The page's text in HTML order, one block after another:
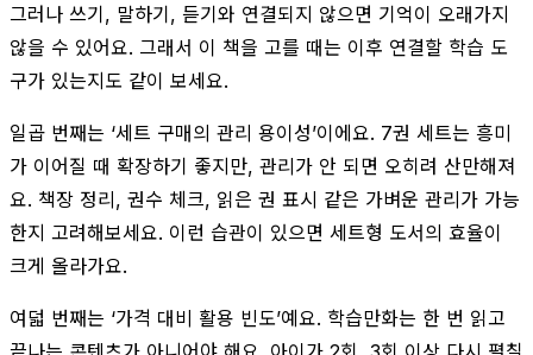
그러나 쓰기, 말하기, 듣기와 연결되지 않으면 기억이 오래가지
않을 수 있어요. 그래서 이 책을 고를 때는 이후 연결할 학습 도
구가 있는지도 같이 보세요.
일곱 번째는 ‘세트 구매의 관리 용이성’이에요. 7권 세트는 흥미
가 이어질 때 확장하기 좋지만, 관리가 안 되면 오히려 산만해져
요. 책장 정리, 권수 체크, 읽은 권 표시 같은 가벼운 관리가 가능
한지 고려해보세요. 이런 습관이 있으면 세트형 도서의 효율이
크게 올라가요.
여덟 번째는 ‘가격 대비 활용 빈도’예요. 학습만화는 한 번 읽고